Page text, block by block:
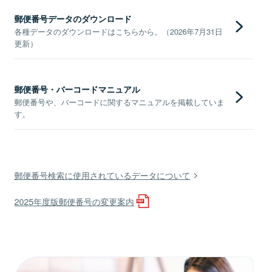
郵便番号データのダウンロード
各種データのダウンロードはこちらから。（2026年7月31日
更新）
郵便番号・バーコードマニュアル
郵便番号や、バーコードに関するマニュアルを掲載していま
す。
郵便番号検索に使用されているデータについて
2025年度版郵便番号の変更案内